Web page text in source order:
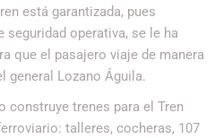
está garantizada, pues
operativa, se le ha
que el pasajero viaje de manera
general Lozano Águila.
construye trenes para el Tren
talleres, cocheras, 107